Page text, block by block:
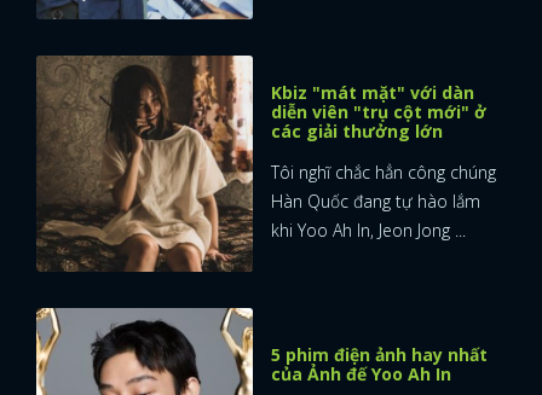
Kbiz "mát mặt" với dàn
diễn viên "trụ cột mới" ở
các giải thưởng lớn
Tôi nghĩ chắc hẳn công chúng
Hàn Quốc đang tự hào lắm
khi Yoo Ah In, Jeon Jong ...
5 phim điện ảnh hay nhất
của Ảnh đế Yoo Ah In